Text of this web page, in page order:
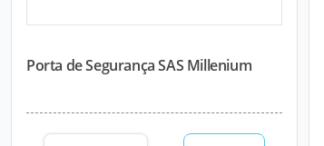
Porta de Segurança SAS Millenium